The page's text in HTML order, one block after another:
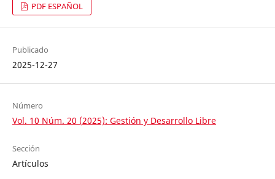
PDF ESPAÑOL
Publicado
2025-12-27
Número
Vol. 10 Núm. 20 (2025): Gestión y Desarrollo Libre
Sección
Artículos